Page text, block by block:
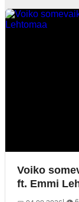
Voiko
ft. Emmi